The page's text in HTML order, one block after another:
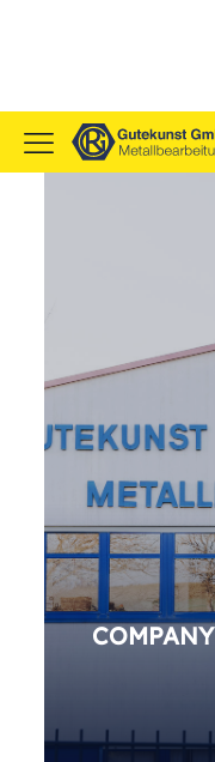
COMPANY